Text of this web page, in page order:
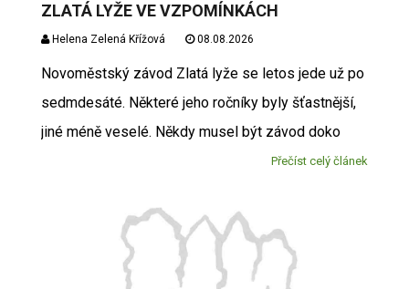
ZLATÁ LYŽE VE VZPOMÍNKÁCH
Helena Zelená Křížová 08.08.2026
Novoměstský závod Zlatá lyže se letos jede už po
sedmdesáté. Některé jeho ročníky byly šťastnější,
jiné méně veselé. Někdy musel být závod doko
Přečíst celý článek